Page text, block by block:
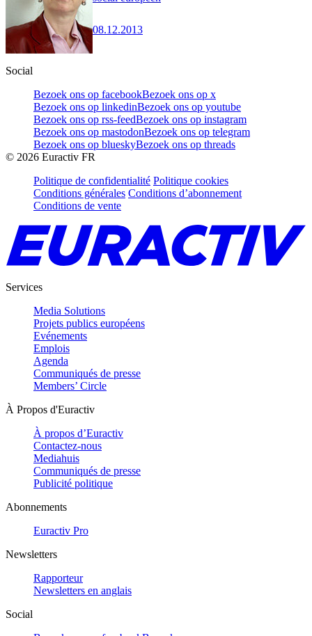
08.12.2013
Social
Bezoek ons op facebookBezoek ons op x
Bezoek ons op linkedinBezoek ons op youtube
Bezoek ons op rss-feedBezoek ons op instagram
Bezoek ons op mastodonBezoek ons op telegram
Bezoek ons op blueskyBezoek ons op threads
© 2026 Euractiv FR
Politique de confidentialité Politique cookies
Conditions générales Conditions d’abonnement
Conditions de vente
Services
Media Solutions
Projets publics européens
Evénements
Emplois
Agenda
Communiqués de presse
Members’ Circle
À Propos d'Euractiv
À propos d’Euractiv
Contactez-nous
Mediahuis
Communiqués de presse
Publicité politique
Abonnements
Euractiv Pro
Newsletters
Rapporteur
Newsletters en anglais
Social